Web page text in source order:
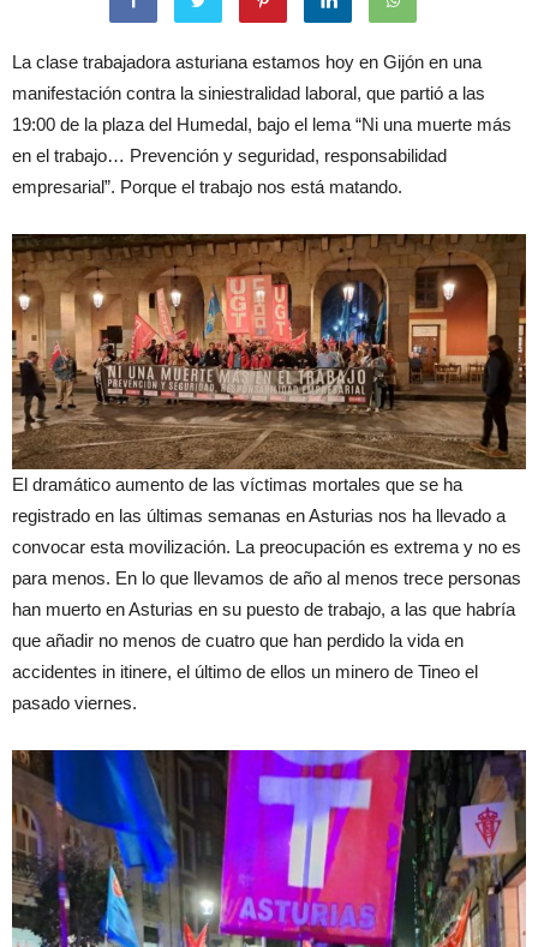
La clase trabajadora asturiana estamos hoy en Gijón en una
manifestación contra la siniestralidad laboral, que partió a las
19:00 de la plaza del Humedal, bajo el lema “Ni una muerte más
en el trabajo… Prevención y seguridad, responsabilidad
empresarial”. Porque el trabajo nos está matando.
El dramático aumento de las víctimas mortales que se ha
registrado en las últimas semanas en Asturias nos ha llevado a
convocar esta movilización. La preocupación es extrema y no es
para menos. En lo que llevamos de año al menos trece personas
han muerto en Asturias en su puesto de trabajo, a las que habría
que añadir no menos de cuatro que han perdido la vida en
accidentes in itinere, el último de ellos un minero de Tineo el
pasado viernes.